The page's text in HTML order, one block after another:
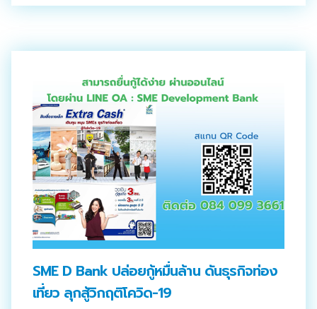
for:
Search
SME D Bank ปล่อยกู้หมื่นล้าน ดันธุรกิจท่อง
เที่ยว ลุกสู้วิกฤติโควิด-19